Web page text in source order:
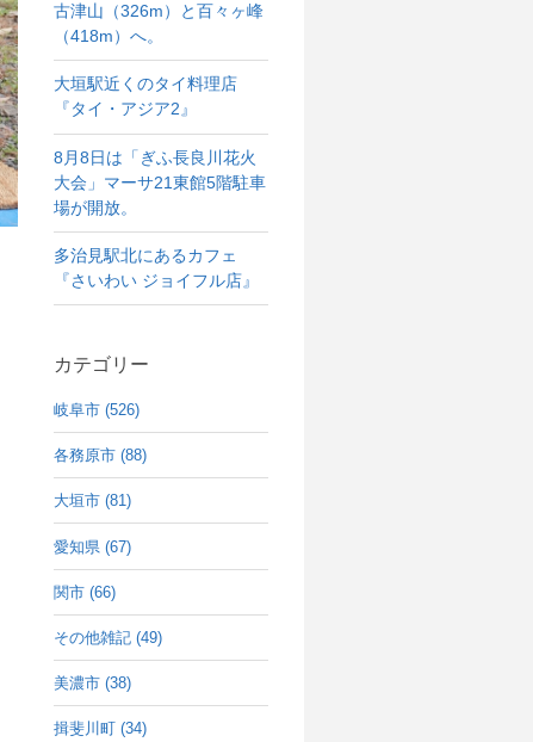
古津山（326m）と百々ヶ峰
（418m）へ。
大垣駅近くのタイ料理店
『タイ・アジア2』
8月8日は「ぎふ長良川花火
大会」マーサ21東館5階駐車
場が開放。
多治見駅北にあるカフェ
『さいわい ジョイフル店』
カテゴリー
岐阜市 (526)
各務原市 (88)
大垣市 (81)
愛知県 (67)
関市 (66)
その他雑記 (49)
美濃市 (38)
揖斐川町 (34)